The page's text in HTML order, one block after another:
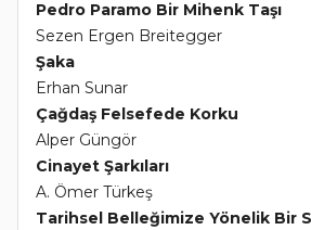
Pedro Paramo Bir Mihenk Taşı
Sezen Ergen Breitegger
Şaka
Erhan Sunar
Çağdaş Felsefede Korku
Alper Güngör
Cinayet Şarkıları
A. Ömer Türkeş
Tarihsel Belleğimize Yönelik Bir